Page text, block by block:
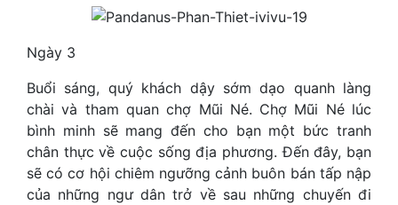
Ngày 3
Buổi sáng, quý khách dậy sớm dạo quanh làng
chài và tham quan chợ Mũi Né. Chợ Mũi Né lúc
bình minh sẽ mang đến cho bạn một bức tranh
chân thực về cuộc sống địa phương. Đến đây, bạn
sẽ có cơ hội chiêm ngưỡng cảnh buôn bán tấp nập
của những ngư dân trở về sau những chuyến đi